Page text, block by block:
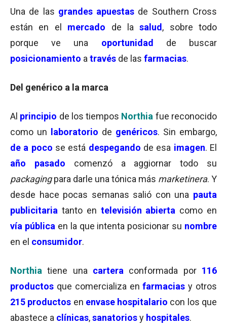
Una de las grandes apuestas de Southern Cross
están en el mercado de lasalud , sobre todo
porque ve una oportunidad
de buscar
posicionamiento a través de las farmacias.
Del genérico a la marca
Al principio de los tiempos Northia fue reconocido
como un
laboratorio de genéricos. Sin embargo,
de a poco se está despegando de esa imagen. El
año pasado comenzó a aggiornar todo su
packagingpara darle una tónica más marketinera. Y
desde hace pocas semanas salió con una pauta
publicitaria tanto en televisión abierta como en
vía pública en la que intenta posicionar su nombre
en el consumidor.
Northia tiene una cartera conformada por 116
productos que comercializa enfarmacias y otros
215 productos en envase hospitalario con los que
abastece a clínicas,sanatoriosy hospitales.